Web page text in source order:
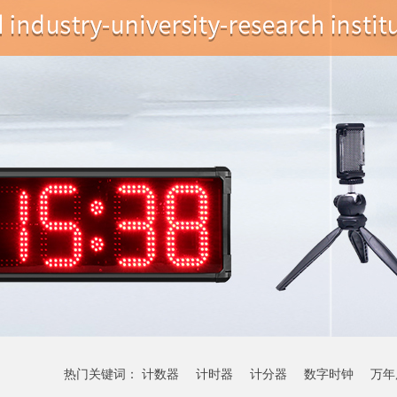
热门关键词： 计数器 计时器 计分器 数字时钟 万